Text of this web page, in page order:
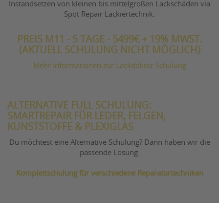
Instandsetzen von kleinen bis mittelgroßen Lackschäden via
Spot Repair Lackiertechnik.
PREIS M11 - 5 TAGE - 5499€ + 19% MWST.
(AKTUELL SCHULUNG NICHT MÖGLICH)
Mehr Informationen zur Lackdoktor Schulung
ALTERNATIVE FULL SCHULUNG:
SMARTREPAIR FÜR LEDER, FELGEN,
KUNSTSTOFFE & PLEXIGLAS
Du möchtest eine Alternative Schulung? Dann haben wir die
passende Lösung:
Komplettschulung für verschiedene Reparaturtechniken